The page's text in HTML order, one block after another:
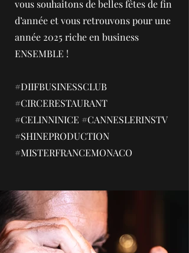
vous souhaitons de belles fêtes de fin
d’année et vous retrouvons pour une
année 2025 riche en business
ENSEMBLE !
#DIIFBUSINESSCLUB
#CIRCERESTAURANT
#CELINNINICE #CANNESLERINSTV
#SHINEPRODUCTION
#MISTERFRANCEMONACO